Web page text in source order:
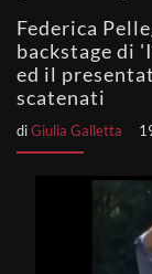
Federica
backstage di
ed il
scatenati
diGiulia Galletta